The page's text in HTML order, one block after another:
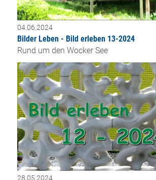
04.06.2024
Bilder Leben - Bild erleben 13-2024
Rund um den Wocker See
28.05.2024